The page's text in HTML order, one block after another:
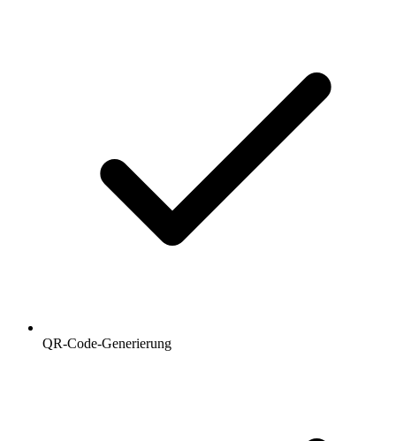
QR-Code-Generierung